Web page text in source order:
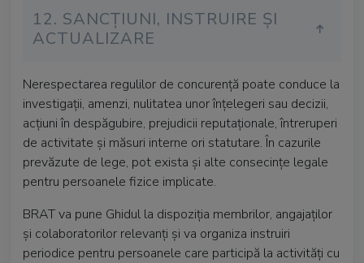
12. SANCȚIUNI, INSTRUIRE ȘI
ACTUALIZARE
Nerespectarea regulilor de concurență poate conduce la
investigații, amenzi, nulitatea unor înțelegeri sau decizii,
acțiuni în despăgubire, prejudicii reputaționale, întreruperi
de activitate și măsuri interne ori statutare. În cazurile
prevăzute de lege, pot exista și alte consecințe legale
pentru persoanele fizice implicate.
BRAT va pune Ghidul la dispoziția membrilor, angajaților
și colaboratorilor relevanți și va organiza instruiri
periodice pentru persoanele care participă la activități cu